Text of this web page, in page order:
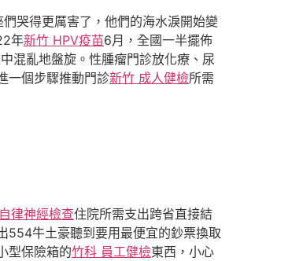
們哭得更厲害了，他們的海水淚開始變
年新竹 HPV疫苗6月，全國一半擺佈
混亂地盤旋。性腫瘤門診放化療、尿
一個步驟推動門診新竹 成人健檢所需
律神經檢查住院所需支出跨省直接結
554牛土豪聽到要用最便宜的鈔票換取
型保險箱的竹科 員工健檢東西，小心